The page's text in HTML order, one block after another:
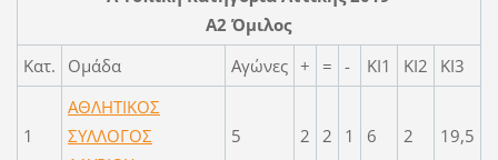
Α2 Όμιλος
Κατ.
Ομάδα Αγώνες + = - ΚΙ1 ΚΙ2 ΚΙ3
1
ΑΘΛΗΤΙΚΟΣ
ΣΥΛΛΟΓΟΣ
5 2 2 1 6 2 19,5